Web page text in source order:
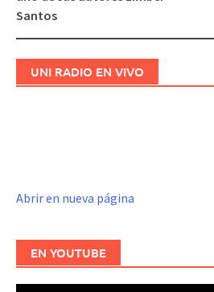
Santos
UNI RADIO EN VIVO
Abrir en nueva página
EN YOUTUBE